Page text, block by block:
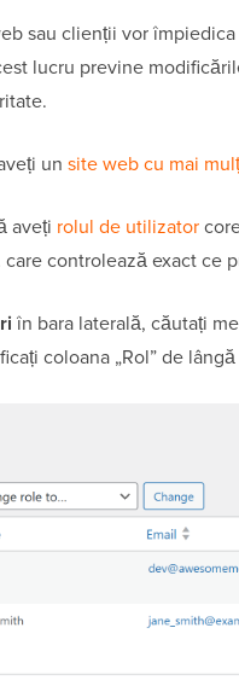
sau clienții vor
lucru previne
un site web cu mai
aveți rolul de utilizator
controlează exact ce
în bara laterală, căutați
coloana „Rol” de